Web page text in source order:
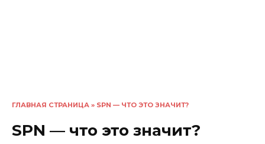
ГЛАВНАЯ СТРАНИЦА » SPN — ЧТО ЭТО ЗНАЧИТ?
SPN — что это значит?